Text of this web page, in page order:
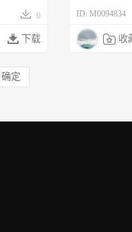
0
 下载
ID: M0094834
 收